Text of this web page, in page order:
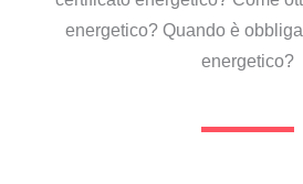
energetico? Quando è
energetico?